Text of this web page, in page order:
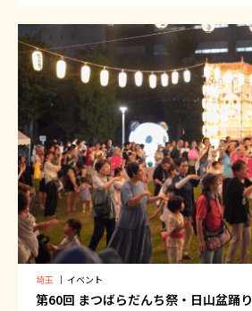
埼玉 ｜ イベント
第60回 まつばらだんち祭・日山盆踊り